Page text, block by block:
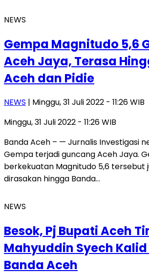
NEWS
Gempa Magnitudo 5,6
Aceh Jaya, Terasa
Aceh dan Pidie
NEWS | Minggu, 31 Juli 2022 - 11:26 WIB
Minggu, 31 Juli 2022 - 11:26 WIB
Banda Aceh – — Jurnalis Investigasi
Gempa terjadi guncang Aceh Jaya.
berkekuatan Magnitudo 5,6 tersebut
dirasakan hingga Banda…
NEWS
Besok, Pj Bupati Aceh
Mahyuddin Syech
Banda Aceh